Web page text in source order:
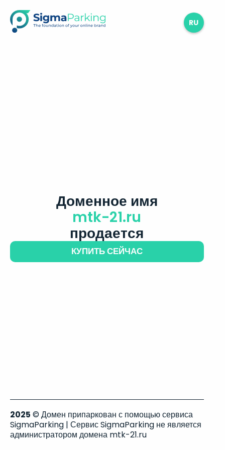
RU
Доменное имя
mtk-21.ru
продается
КУПИТЬ СЕЙЧАС
2025 © Домен припаркован с помощью сервиса
SigmaParking | Сервис SigmaParking не является
администратором домена mtk-21.ru